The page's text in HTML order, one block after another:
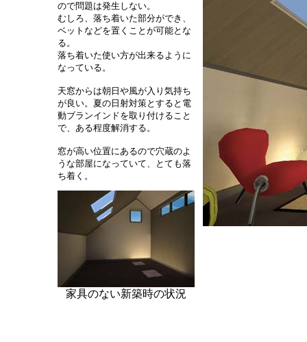
ので問題は発生しない。
むしろ、落ち着いた部分ができ、
ベットなどを置くことが可能とな
る。
落ち着いた使い方が出来るように
なっている。
天窓からは朝日や風が入り気持ち
が良い。夏の日射対策とすると電
動ブランインドを取り付けること
で、ある程度解消する。
窓が高い位置にあるので穴蔵のよ
うな部屋になっていて、とても落
ち着く。
家具のない新築時の状況